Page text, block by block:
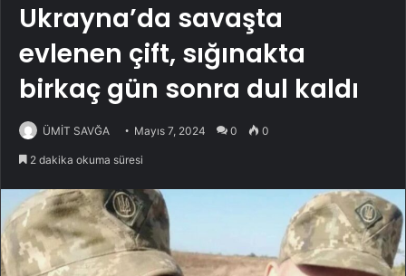
Ukrayna’da savaşta
evlenen çift, sığınakta
birkaç gün sonra dul kaldı
ÜMİT SAVĞA Mayıs 7, 2024 0 0
2 dakika okuma süresi